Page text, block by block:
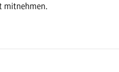
mitnehmen.